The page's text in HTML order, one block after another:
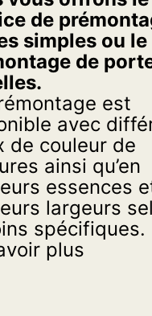
de
simples ou le
de
est
avec
de couleur de
ainsi qu’en
essences
largeurs
spécifiques.
plus